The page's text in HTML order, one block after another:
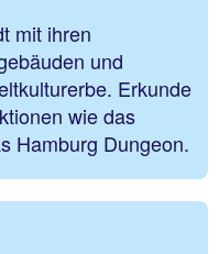
mit ihren
und
Erkunde
wie das
Hamburg Dungeon.